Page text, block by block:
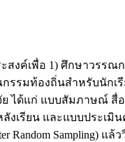
งค์เพื่อ 1) ศึกษาวรรณก
รรมท้องถิ่นสำหรับนักเ
ย ได้แก่ แบบสัมภาษณ์ สื่
งเรียน และแบบประเ
Random Sampling)